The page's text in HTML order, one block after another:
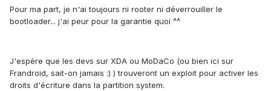
Pour ma part, je n'ai toujours ni rooter ni déverrouiller le
bootloader... j'ai peur pour la garantie quoi ^^
J'espère que les devs sur XDA ou MoDaCo (ou bien ici sur
Frandroid, sait-on jamais :) ) trouveront un exploit pour activer les
droits d'écriture dans la partition system.